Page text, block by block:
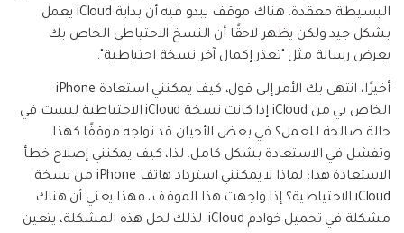
البسيطة معقدة. هناك موقف يبدو فيه أن بداية iCloud يعمل
بشكل جيد ولكن يظهر لاحقًا أن النسخ الاحتياطي الخاص بك
يعرض رسالة مثل "تعذر إكمال آخر نسخة احتياطية".
أخيرًا، انتهى بك الأمر إلى قول، كيف يمكنني استعادة iPhone
الخاص بي من iCloud إذا كانت نسخة iCloud الاحتياطية ليست في
حالة صالحة للعمل؟ في بعض الأحيان قد تواجه موقفًا كهذا
وتفشل في الاستعادة بشكل كامل. لذا، كيف يمكنني إصلاح خطأ
الاستعادة هذا: لماذا لا يمكنني استرداد هاتف iPhone من نسخة
iCloud الاحتياطية؟ إذا واجهت هذا الموقف، فهذا يعني أن هناك
مشكلة في تحميل خوادم iCloud. لذلك لحل هذه المشكلة، يتعين